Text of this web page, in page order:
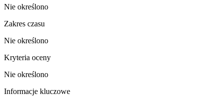
Nie określono
Zakres czasu
Nie określono
Kryteria oceny
Nie określono
Informacje kluczowe